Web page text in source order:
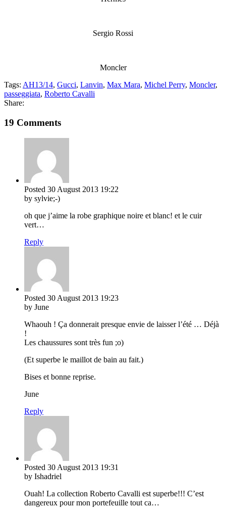
Sergio Rossi
Moncler
Tags: AH13/14, Gucci, Lanvin, Max Mara, Michel Perry, Moncler,
passeggiata, Roberto Cavalli
Share:
19 Comments
Posted 30 August 2013 19:22
by sylvie;-)
oh que j’aime la robe graphique noire et blanc! et le cuir
vert…
Reply
Posted 30 August 2013 19:23
by June
Whaouh ! Ça donnerait presque envie de laisser l’été … Déjà
!
Les chaussures sont très fun ;o)
(Et superbe le maillot de bain au fait.)
Bises et bonne reprise.
June
Reply
Posted 30 August 2013 19:31
by Ishadriel
Ouah! La collection Roberto Cavalli est superbe!!! C’est
dangereux pour mon portefeuille tout ca…